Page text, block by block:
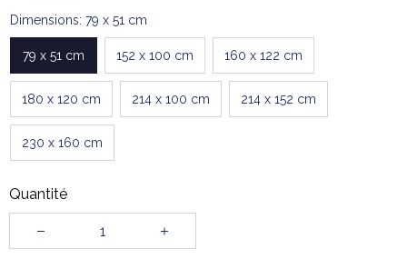
Dimensions: 79 x 51 cm
79 x 51 cm 152 x 100 cm 160 x 122 cm
180 x 120 cm 214 x 100 cm 214 x 152 cm
230 x 160 cm
Quantité